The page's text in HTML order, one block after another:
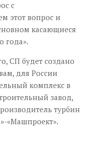
с
этот вопрос и
касающиеся
года».
СП будет создано
для России
комплекс в
завод,
турбин
«Машпроект».